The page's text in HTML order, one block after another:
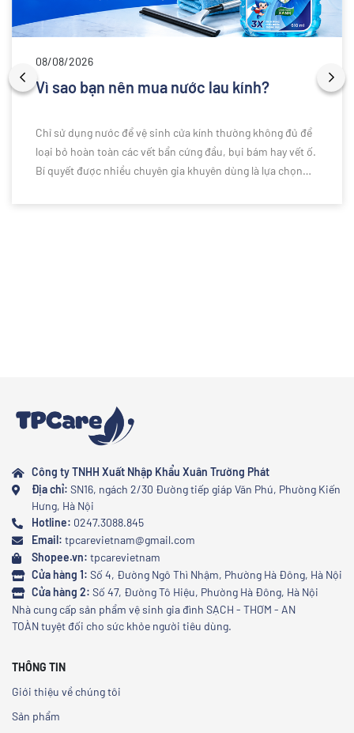
08/08/2026
Vì sao bạn nên mua nước lau kính?
Chỉ sử dụng nước để vệ sinh cửa kính thường không đủ để
loại bỏ hoàn toàn các vết bẩn cứng đầu, bụi bám hay vết ố.
Bí quyết được nhiều chuyên gia khuyên dùng là lựa chọn
Công ty TNHH Xuất Nhập Khẩu Xuân Trường Phát
Địa chỉ: SN16, ngách 2/30 Đường tiếp giáp Văn Phú, Phường Kiến
Hưng, Hà Nội
Hotline: 0247.3088.845
Email: tpcarevietnam@gmail.com
Shopee.vn: tpcarevietnam
Cửa hàng 1: Số 4, Đường Ngô Thì Nhậm, Phường Hà Đông, Hà Nội
Cửa hàng 2: Số 47, Đường Tô Hiệu, Phường Hà Đông, Hà Nội
Nhà cung cấp sản phẩm vệ sinh gia đình SẠCH - THƠM - AN
TOÀN tuyệt đối cho sức khỏe người tiêu dùng.
THÔNG TIN
Giới thiệu về chúng tôi
Sản phẩm